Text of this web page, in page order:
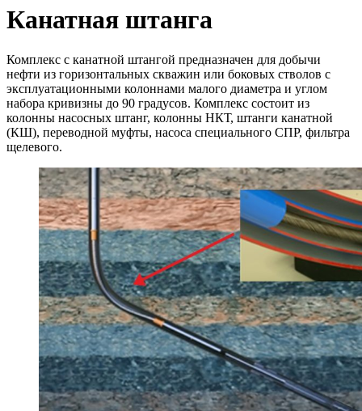
Канатная штанга
Комплекс с канатной штангой предназначен для добычи
нефти из горизонтальных скважин или боковых стволов с
эксплуатационными колоннами малого диаметра и углом
набора кривизны до 90 градусов. Комплекс состоит из
колонны насосных штанг, колонны НКТ, штанги канатной
(КШ), переводной муфты, насоса специального СПР, фильтра
щелевого.